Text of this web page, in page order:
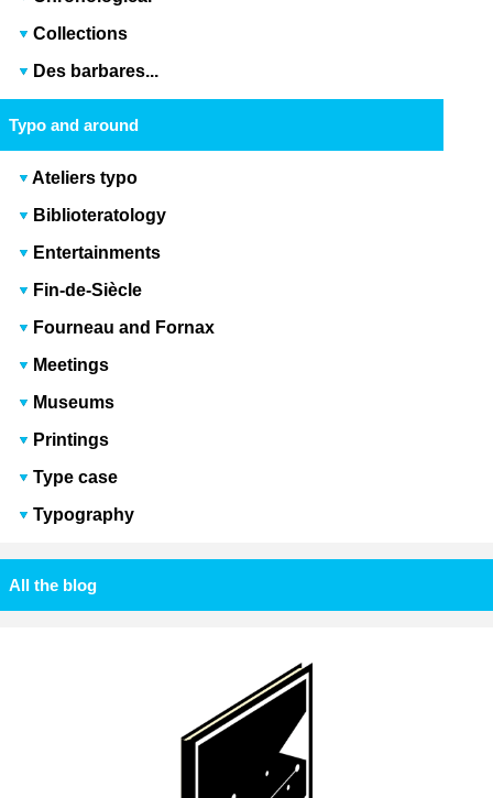
Collections
Des barbares...
Typo and around
Ateliers typo
Biblioteratology
Entertainments
Fin-de-Siècle
Fourneau and Fornax
Meetings
Museums
Printings
Type case
Typography
All the blog